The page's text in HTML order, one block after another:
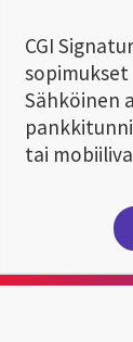
CGI
sopimukset
Sähköinen
tai